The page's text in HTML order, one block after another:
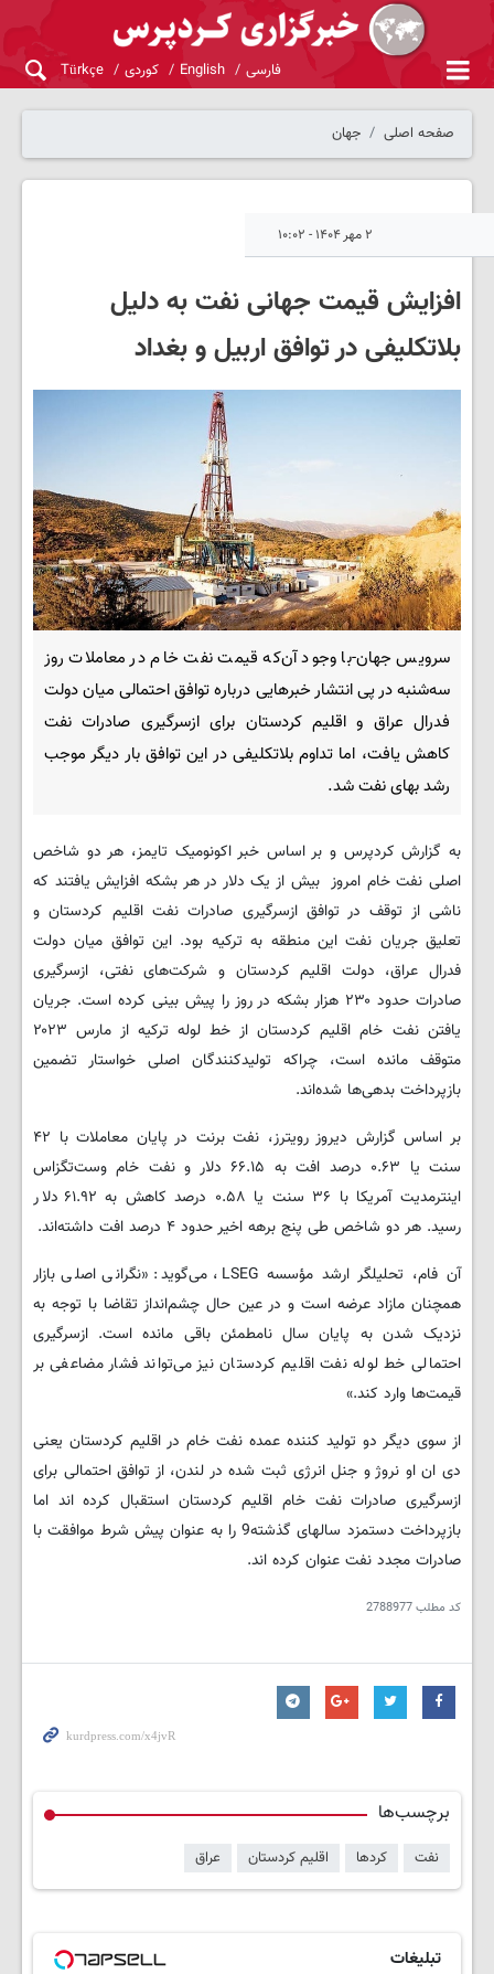
فارسی English کوردی Türkçe
صفحه اصلی جهان
۲ مهر ۱۴۰۴ - ۱۰:۰۲
افزایش قیمت جهانی نفت به دلیل
بلاتکلیفی در توافق اربیل و بغداد
سرویس جهان-با وجود آن‌که قیمت نفت خام در معاملات روز
سه‌شنبه در پی انتشار خبرهایی درباره توافق احتمالی میان دولت
فدرال عراق و اقلیم کردستان برای ازسرگیری صادرات نفت
کاهش یافت، اما تداوم بلاتکلیفی در این توافق بار دیگر موجب
رشد بهای نفت شد.
به گزارش کردپرس و بر اساس خبر اکونومیک تایمز، هر دو شاخص
اصلی نفت خام امروز بیش از یک دلار در هر بشکه افزایش یافتند که
ناشی از توقف در توافق ازسرگیری صادرات نفت اقلیم کردستان و
تعلیق جریان نفت این منطقه به ترکیه بود. این توافق میان دولت
فدرال عراق، دولت اقلیم کردستان و شرکت‌های نفتی، ازسرگیری
صادرات حدود ۲۳۰ هزار بشکه در روز را پیش بینی کرده است. جریان
یافتن نفت خام اقلیم کردستان از خط لوله ترکیه از مارس ۲۰۲۳
متوقف مانده است، چراکه تولیدکنندگان اصلی خواستار تضمین
بازپرداخت بدهی‌ها شده‌اند.
بر اساس گزارش دیروز رویترز، نفت برنت در پایان معاملات با ۴۲
سنت یا ۰.۶۳ درصد افت به ۶۶.۱۵ دلار و نفت خام وست‌تگزاس
اینترمدیت آمریکا با ۳۶ سنت یا ۰.۵۸ درصد کاهش به ۶۱.۹۲ دلار
رسید. هر دو شاخص طی پنج برهه اخیر حدود ۴ درصد افت داشته‌اند.
آن فام، تحلیلگر ارشد مؤسسه LSEG، می‌گوید: «نگرانی اصلی بازار
همچنان مازاد عرضه است و در عین حال چشم‌انداز تقاضا با توجه به
نزدیک شدن به پایان سال نامطمئن باقی مانده است. ازسرگیری
احتمالی خط لوله نفت اقلیم کردستان نیز می‌تواند فشار مضاعفی بر
قیمت‌ها وارد کند.»
از سوی دیگر دو تولید کننده عمده نفت خام در اقلیم کردستان یعنی
دی ان او نروژ و جنل انرژی ثبت شده در لندن، از توافق احتمالی برای
ازسرگیری صادرات نفت خام اقلیم کردستان استقبال کرده اند اما
بازپرداخت دستمزد سالهای گذشته9 را به عنوان پیش شرط موافقت با
صادرات مجدد نفت عنوان کرده اند.
کد مطلب2788977
برچسب‌ها
نفت کردها اقلیم کردستان عراق
تبلیغات